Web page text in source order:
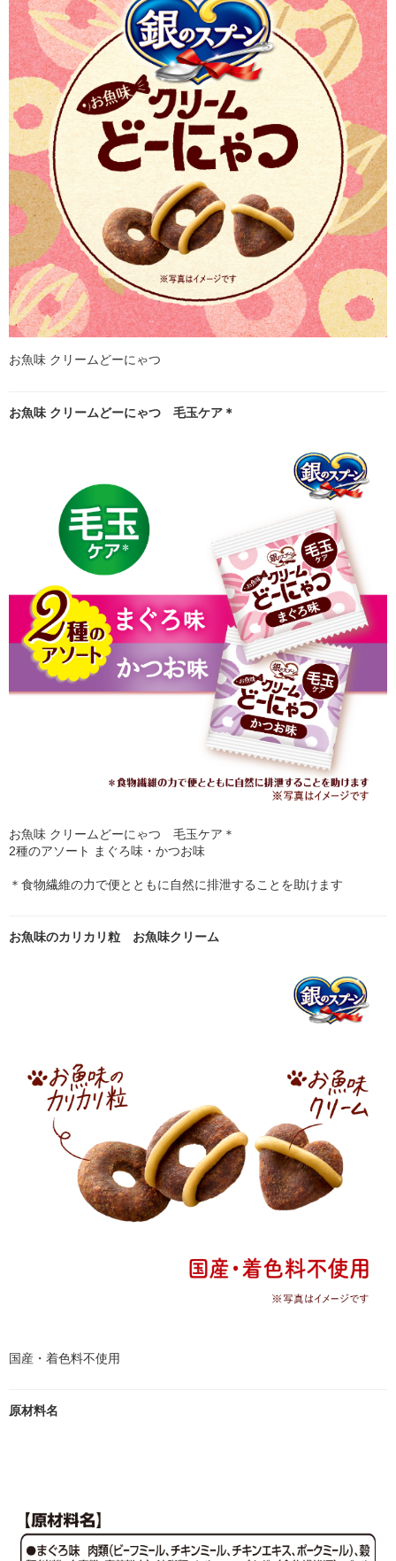
お魚味 クリームどーにゃつ
お魚味 クリームどーにゃつ 毛玉ケア＊
お魚味 クリームどーにゃつ 毛玉ケア＊
2種のアソート まぐろ味・かつお味
＊食物繊維の力で便とともに自然に排泄することを助けます
お魚味のカリカリ粒 お魚味クリーム
国産・着色料不使用
原材料名